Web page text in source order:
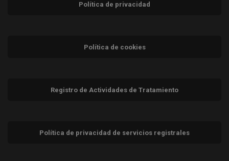
Política de privacidad
Política de cookies
Registro de Actividades de Tratamiento
Política de privacidad de servicios registrales